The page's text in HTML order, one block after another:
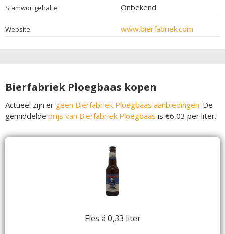
Stamwortgehalte Onbekend
Website www.bierfabriek.com
Bierfabriek Ploegbaas kopen
Actueel zijn er geen Bierfabriek Ploegbaas aanbiedingen. De
gemiddelde prijs van Bierfabriek Ploegbaas is €6,03 per liter.
Fles á 0,33 liter